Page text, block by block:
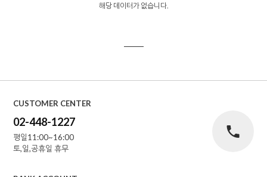
해당 데이터가 없습니다.
CUSTOMER CENTER
02-448-1227
평일11:00~16:00
토,일,공휴일 휴무